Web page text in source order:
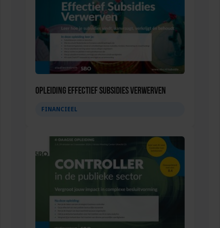
Opleiding Effectief subsidies verwerven
FINANCIEEL